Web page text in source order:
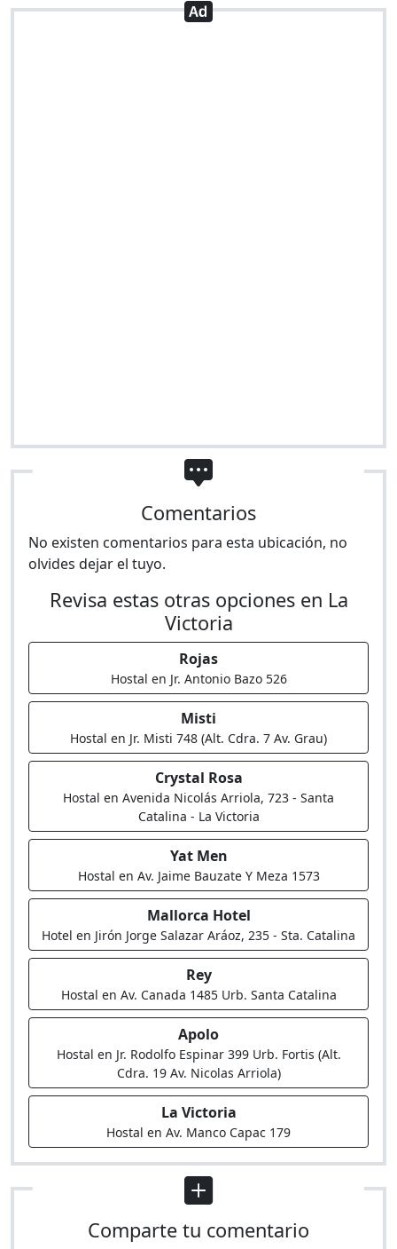
Comentarios
No existen comentarios para esta ubicación, no
olvides dejar el tuyo.
Revisa estas otras opciones en La
Victoria
Rojas
Hostal en Jr. Antonio Bazo 526
Misti
Hostal en Jr. Misti 748 (Alt. Cdra. 7 Av. Grau)
Crystal Rosa
Hostal en Avenida Nicolás Arriola, 723 - Santa
Catalina - La Victoria
Yat Men
Hostal en Av. Jaime Bauzate Y Meza 1573
Mallorca Hotel
Hotel en Jirón Jorge Salazar Aráoz, 235 - Sta. Catalina
Rey
Hostal en Av. Canada 1485 Urb. Santa Catalina
Apolo
Hostal en Jr. Rodolfo Espinar 399 Urb. Fortis (Alt.
Cdra. 19 Av. Nicolas Arriola)
La Victoria
Hostal en Av. Manco Capac 179
Comparte tu comentario